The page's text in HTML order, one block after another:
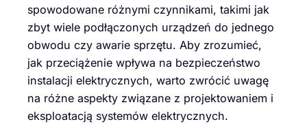
spowodowane różnymi czynnikami, takimi jak
zbyt wiele podłączonych urządzeń do jednego
obwodu czy awarie sprzętu. Aby zrozumieć,
jak przeciążenie wpływa na bezpieczeństwo
instalacji elektrycznych, warto zwrócić uwagę
na różne aspekty związane z projektowaniem i
eksploatacją systemów elektrycznych.